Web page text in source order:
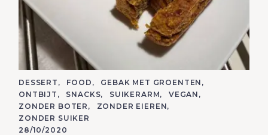
C
A
T
E
G
O
R
DESSERT FOOD
GEBAK MET GROENTEN
ONTBIJT
SNACKS SUIKERARM
VEGAN
ZONDER BOTER
ZONDER EIEREN
ZONDER SUIKER
28/10/2020